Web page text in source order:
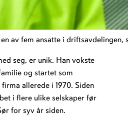
av fem ansatte i
seg, er unik. Han vokste
og startet som
allerede i 1970. Siden
i flere ulike selskaper før
for syv år siden.